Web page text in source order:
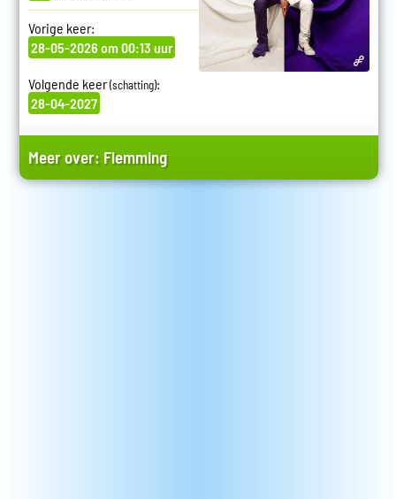
Vorige keer:
28-05-2026 om 00:13 uur
Volgende keer(schatting):
28-04-2027
Meer over: Flemming